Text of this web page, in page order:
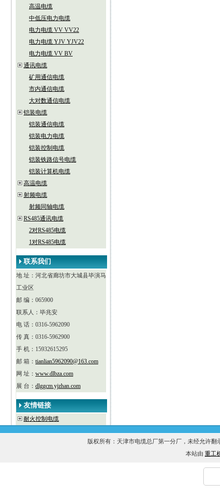
高温电缆
中低压电力电缆
电力电缆 VV VV22
电力电缆 YJV YJV22
电力电缆 VV BV
通讯电缆
矿用通信电缆
市内通信电缆
大对数通信电缆
铠装电缆
铠装通信电缆
铠装电力电缆
铠装控制电缆
铠装铁路信号电缆
铠装计算机电缆
高温电缆
射频电缆
射频同轴电缆
RS485通讯电缆
2对RS485电缆
1对RS485电缆
联系我们
地 址：河北省廊坊市大城县毕演马
工业区
邮 编：065900
联系人：毕兆安
电 话：0316-5962090
传 真：0316-5962900
手 机：15932615295
邮 箱： tianlian5962090@163.com
网 址： www.dlbza.com
展 台： dlggcm.yjzhan.com
友情链接
耐火控制电缆
版权所有：天津市电缆总厂第一分厂，未经允许
本站由 重工